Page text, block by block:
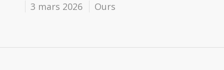
3 mars 2026 Ours